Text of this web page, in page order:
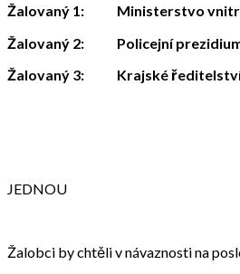
Žalovaný 1: Ministerstvo
Žalovaný 2: Policejní prezidium
Žalovaný 3: Krajské ředitelství
JEDNOU
Žalobci by chtěli v návaznosti na